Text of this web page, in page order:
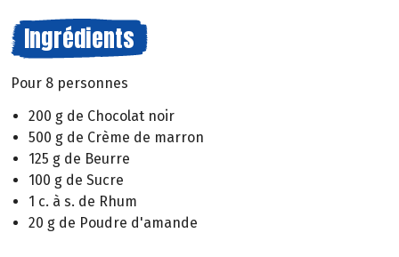
Ingrédients
Pour 8 personnes
200 g de Chocolat noir
500 g de Crème de marron
125 g de Beurre
100 g de Sucre
1 c. à s. de Rhum
20 g de Poudre d'amande